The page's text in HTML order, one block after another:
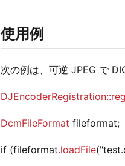
使用例
次の例は、可逆 JPEG で
DcmFileFormat fileformat;
if (fileformat.loadFile